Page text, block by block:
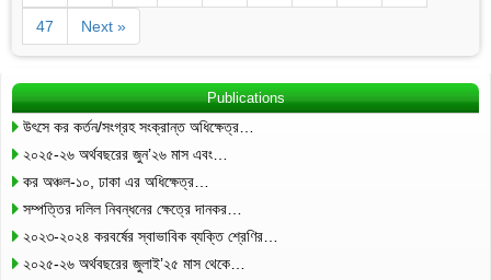
47 Next »
Publications
উৎসে কর কর্তন/সংগ্রহ সংক্রান্ত অধিক্ষেত্র…
২০২৫-২৬ অর্থবছরের জুন’২৬ মাস এবং…
কর অঞ্চল-১০, ঢাকা এর অধিক্ষেত্র…
সম্পত্তির দলিল নিবন্ধনের ক্ষেত্রে দানকর…
২০২৩-২০২৪ করবর্ষের স্বাভাবিক ব্যক্তি শ্রেণির…
২০২৫-২৬ অর্থবছরের জুলাই’২৫ মাস থেকে…